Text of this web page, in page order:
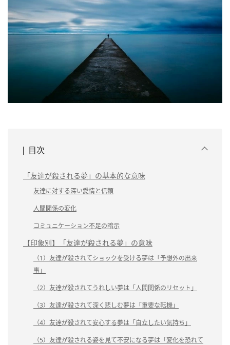
目次
「友達が殺される夢」の基本的な意味
友達に対する深い愛情と信頼
人間関係の変化
コミュニケーション不足の暗示
【印象別】「友達が殺される夢」の意味
（1）友達が殺されてショックを受ける夢は「予想外の出来
事」
（2）友達が殺されてうれしい夢は「人間関係のリセット」
（3）友達が殺されて深く悲しむ夢は「重要な転機」
（4）友達が殺されて安心する夢は「自立したい気持ち」
（5）友達が殺される姿を見て不安になる夢は「変化を恐れて